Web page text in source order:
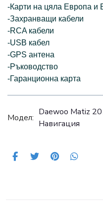
-Карти на цяла Европа
-Захранващи кабели
-RCA кабели
-USB кабел
-GPS антена
-Ръководство
-Гаранционна карта
Модел:
Daewoo Matiz
Навигация